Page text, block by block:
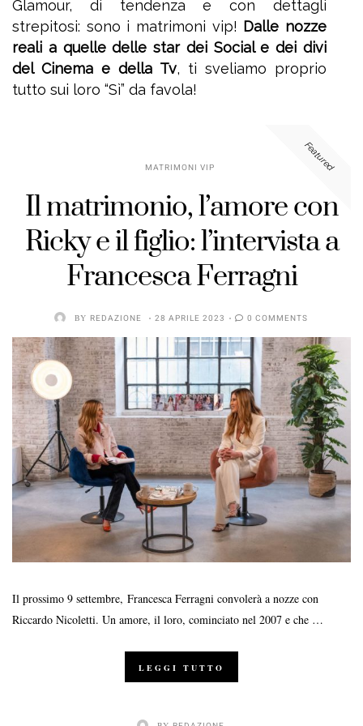
Glamour, di tendenza e con dettagli
strepitosi: sono i matrimoni vip! Dalle nozze
reali a quelle delle star dei Social e dei divi
del Cinema e della Tv, ti sveliamo proprio
tutto sui loro “Sì” da favola!
Featured
MATRIMONI VIP
Il matrimonio, l’amore con
Ricky e il figlio: l’intervista a
Francesca Ferragni
BY REDAZIONE 28 APRILE 2023 0 COMMENTS
Il prossimo 9 settembre, Francesca Ferragni convolerà a nozze con
Riccardo Nicoletti. Un amore, il loro, cominciato nel 2007 e che …
LEGGI TUTTO